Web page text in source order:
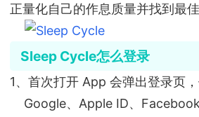
正量化自己的作息质量并找到最佳
Sleep Cycle怎么登录
1、首次打开 App 会弹出登录页
Google、Apple ID、